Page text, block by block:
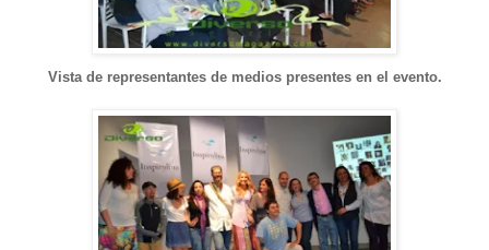
Vista de representantes de medios presentes en el evento.